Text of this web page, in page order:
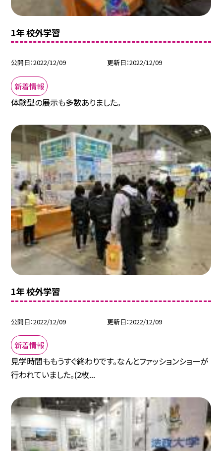
1年 校外学習
公開日 2022/12/09 更新日 2022/12/09
新着情報
体験型の展示も多数ありました。
1年 校外学習
公開日 2022/12/09 更新日 2022/12/09
新着情報
見学時間ももうすぐ終わりです。なんとファッションショーが
行われていました。(2枚...